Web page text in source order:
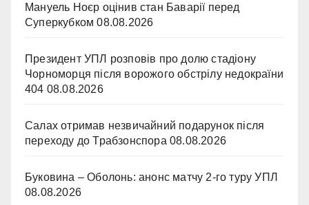
Мануель Ноєр оцінив стан Баварії перед
Суперкубком 08.08.2026
Президент УПЛ розповів про долю стадіону
Чорноморця після ворожого обстрілу недокраїни
404 08.08.2026
Салах отримав незвичайний подарунок після
переходу до Трабзонспора 08.08.2026
Буковина – Оболонь: анонс матчу 2-го туру УПЛ
08.08.2026